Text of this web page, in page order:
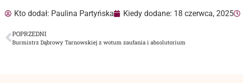
Kto dodał: Paulina Partyńska Kiedy dodane: 18 czerwca, 2025
POPRZEDNI
Burmistrz Dąbrowy Tarnowskiej z wotum zaufania i absolutorium